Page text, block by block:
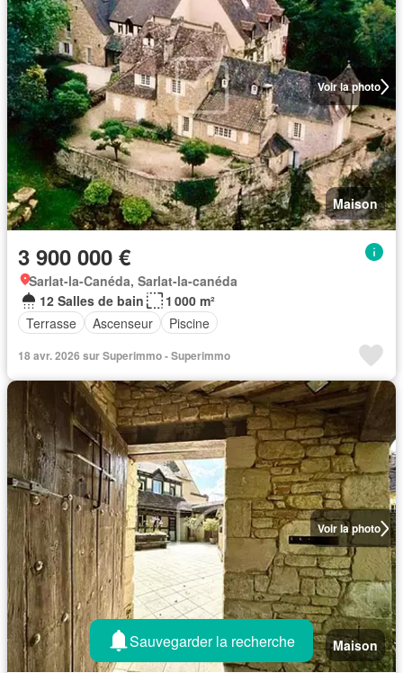
Voir la photo
Maison
3 900 000 €
Sarlat-la-Canéda, Sarlat-la-canéda
12 Salles de bain
1 000 m²
Terrasse
Ascenseur Piscine
18 avr. 2026 sur Superimmo - Superimmo
Voir la photo
Maison
Sauvegarder la recherche